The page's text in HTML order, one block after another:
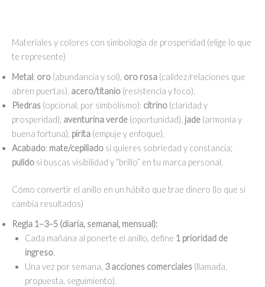
Materiales y colores con simbología de prosperidad (elige lo que
te represente)
Metal: oro (abundancia y sol), oro rosa (calidez/relaciones que
abren puertas), acero/titanio (resistencia y foco).
Piedras (opcional, por simbolismo): citrino (claridad y
prosperidad), aventurina verde (oportunidad), jade (armonía y
buena fortuna), pirita (empuje y enfoque).
Acabado: mate/cepillado si quieres sobriedad y constancia;
pulido si buscas visibilidad y “brillo” en tu marca personal.
Cómo convertir el anillo en un hábito que trae dinero (lo que sí
cambia resultados)
Regla 1–3–5 (diaria, semanal, mensual):
Cada mañana al ponerte el anillo, define 1 prioridad de
ingreso.
Una vez por semana, 3 acciones comerciales(llamada,
propuesta, seguimiento).